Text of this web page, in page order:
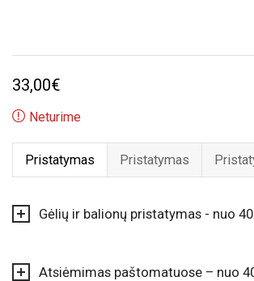
33,00€
Neturime
Pristatymas Pristatymas
Gėlių ir balionų pristatymas - nuo
Atsiėmimas paštomatuose – nuo